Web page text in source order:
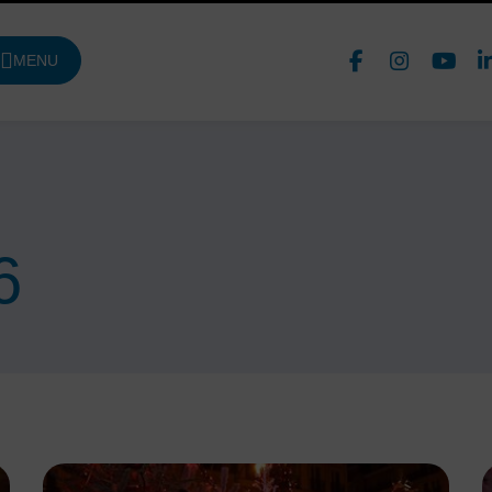
MENU
DE NAVIGATION PRINCIPALE Nous